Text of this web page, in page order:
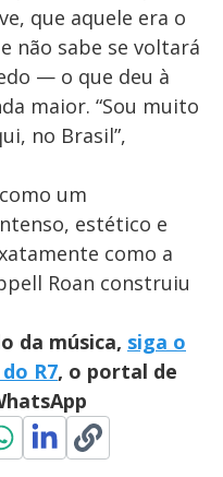
que aquele era o
não sabe se voltará
— o que deu à
maior. “Sou muito
no Brasil”,
um
estético e
como a
Roan construiu
da música, siga o
R7, o portal de